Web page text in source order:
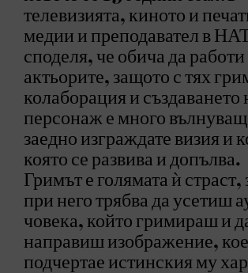
телевизията, киното и
медии и преподавател в
споделя, че обича да работи
актьорите, защото с тях
колаборация и създаването
персонаж е много
заедно изграждате визия и
която се развива и допълва.
Гримът е голямата ѝ страст,
при него трябва да усетиш
човека, който гримираш и
направиш изображение,
подчертае истинския му